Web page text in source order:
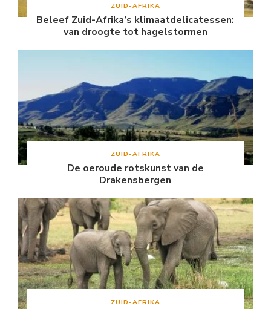
ZUID-AFRIKA
Beleef Zuid-Afrika’s klimaatdelicatessen:
van droogte tot hagelstormen
ZUID-AFRIKA
De oeroude rotskunst van de
Drakensbergen
ZUID-AFRIKA